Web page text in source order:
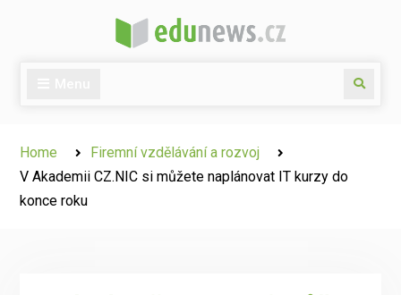
Search
Home
Firemní vzdělávání a rozvoj
V Akademii CZ.NIC si můžete naplánovat IT kurzy do
konce roku